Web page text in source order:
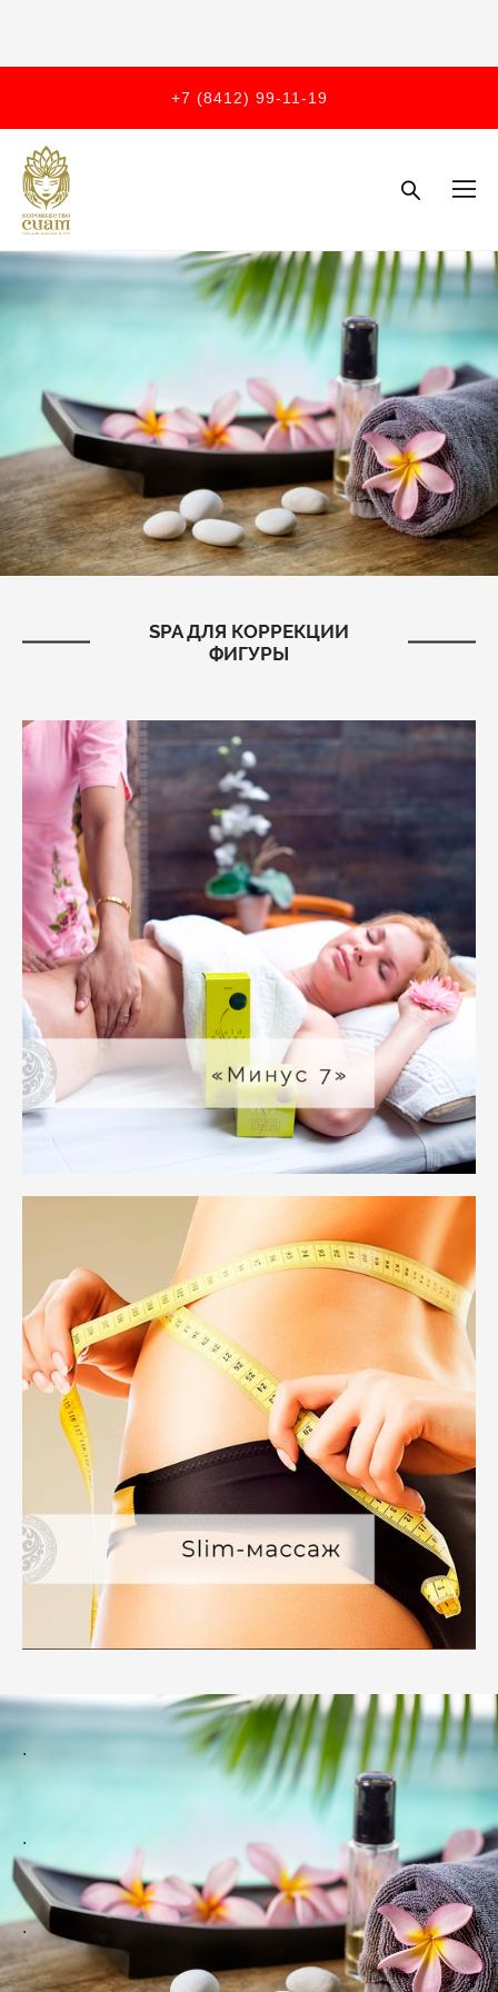
+7 (8412) 99-11-19
SPA ДЛЯ КОРРЕКЦИИ
ФИГУРЫ
.
.
.